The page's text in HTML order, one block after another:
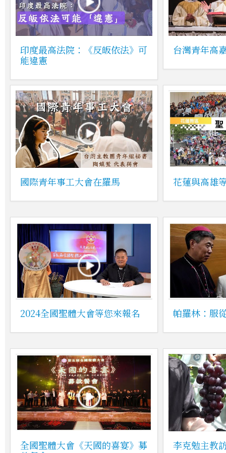
印度最高法院：《反皈依法》可
能違憲
台灣青年高
國際青年事工大會在羅馬 花蓮與高雄
2024全國聖體大會等您來報名 帕羅林：服
全國聖體大會《天國的喜宴》募
李克勉主教